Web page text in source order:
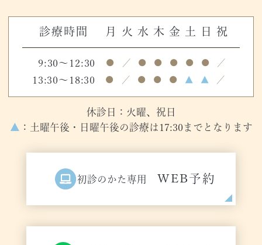
診療時間 月 火 水 木 金 土 日 祝
9:30～12:30 ● ／ ● ● ● ● ● ／
13:30～18:30 ● ／ ● ● ● ▲ ▲ ／
休診日：火曜、祝日
▲ ：土曜午後・日曜午後の診療は17:30までとなります
初診のかた専用 WEB予約